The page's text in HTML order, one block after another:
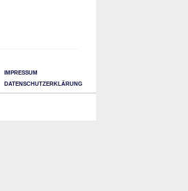
IMPRESSUM
DATENSCHUTZERKLÄRUNG